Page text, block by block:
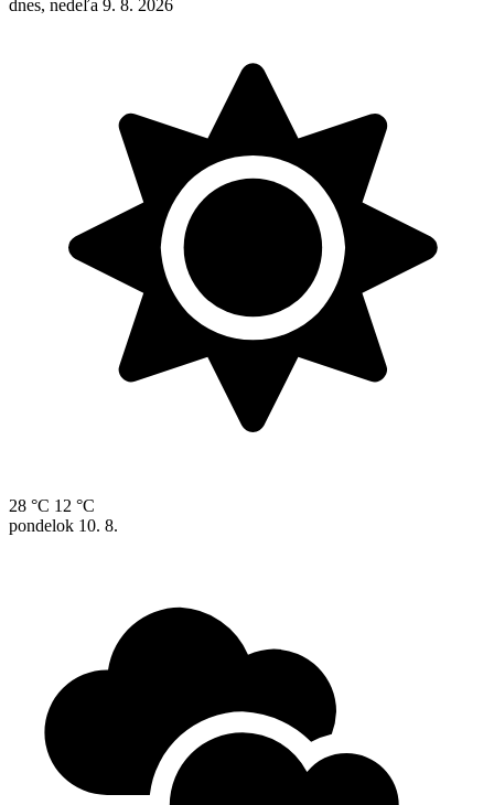
dnes, nedeľa 9. 8. 2026
28 °C 12 °C
pondelok 10. 8.